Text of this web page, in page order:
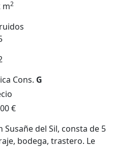
m2
Cons. G
€
del Sil, consta de 5
bodega, trastero. Le